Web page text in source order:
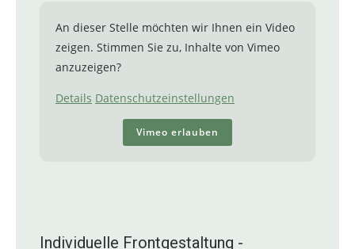
An dieser Stelle möchten wir Ihnen ein Video
zeigen. Stimmen Sie zu, Inhalte von Vimeo
anzuzeigen?
Details Datenschutzeinstellungen
Vimeo erlauben
Individuelle Frontgestaltung -